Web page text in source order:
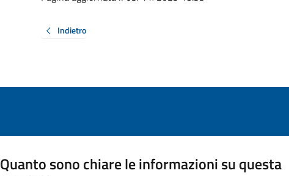
Indietro
Quanto sono chiare le informazioni su questa